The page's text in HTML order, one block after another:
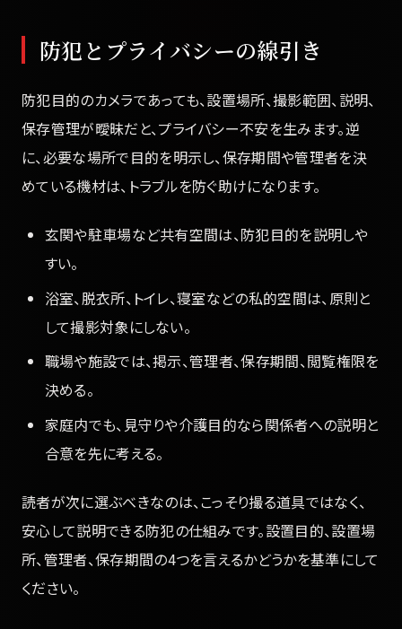
防犯とプライバシーの線引き
防犯目的のカメラであっても、設置場所、撮影範囲、説明、
保存管理が曖昧だと、プライバシー不安を生みます。逆
に、必要な場所で目的を明示し、保存期間や管理者を決
めている機材は、トラブルを防ぐ助けになります。
玄関や駐車場など共有空間は、防犯目的を説明しや
すい。
浴室、脱衣所、トイレ、寝室などの私的空間は、原則と
して撮影対象にしない。
職場や施設では、掲示、管理者、保存期間、閲覧権限を
決める。
家庭内でも、見守りや介護目的なら関係者への説明と
合意を先に考える。
読者が次に選ぶべきなのは、こっそり撮る道具ではなく、
安心して説明できる防犯の仕組みです。設置目的、設置場
所、管理者、保存期間の4つを言えるかどうかを基準にして
ください。